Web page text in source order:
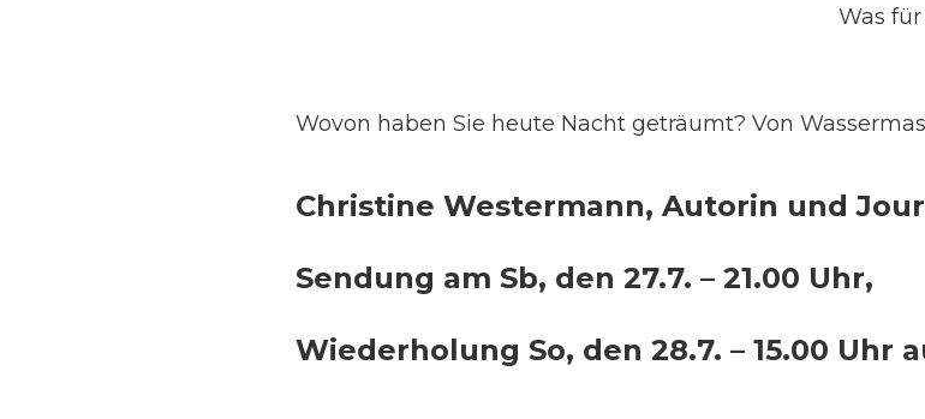
Was
Wovon haben Sie heute Nacht geträumt? Von
Christine Westermann, Autorin und
Sendung am Sb, den 27.7. – 21.00 Uhr,
Wiederholung So, den 28.7. – 15.00 Uhr